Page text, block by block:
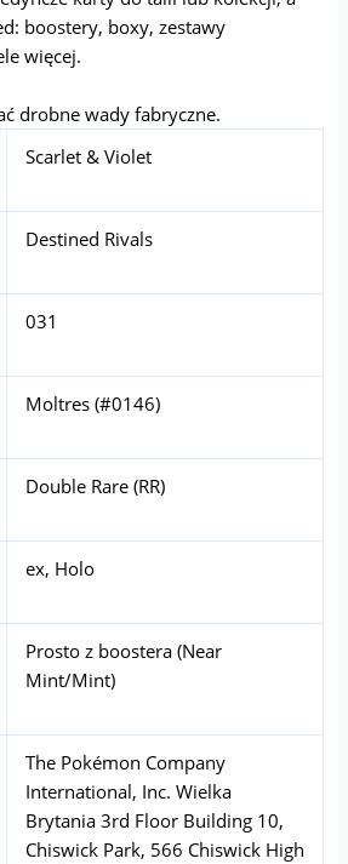
boostery, boxy, zestawy
więcej.
drobne wady fabryczne.
Scarlet & Violet
Destined Rivals
031
Moltres (#0146)
Double Rare (RR)
ex, Holo
Prosto z boostera (Near
Mint/Mint)
The Pokémon Company
International, Inc. Wielka
Brytania 3rd Floor Building 10,
Chiswick Park, 566 Chiswick High